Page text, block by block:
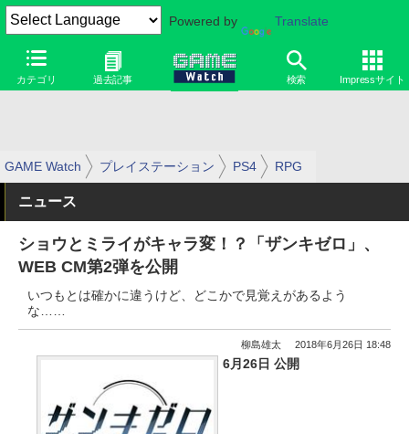
Powered by Translate
カテゴリ 過去記事 検索 Impressサイト
GAME Watch プレイステーション PS4 RPG
ニュース
ショウとミライがキャラ変！？「ザンキゼロ」、
WEB CM第2弾を公開
いつもとは確かに違うけど、どこかで見覚えがあるよう
な……
柳島雄太 2018年6月26日 18:48
6月26日 公開